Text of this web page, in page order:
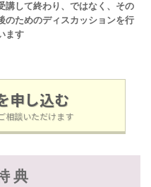
講して終わり、ではなく、その
のためのディスカッションを行
ます
申し込む
相談いただけます
典